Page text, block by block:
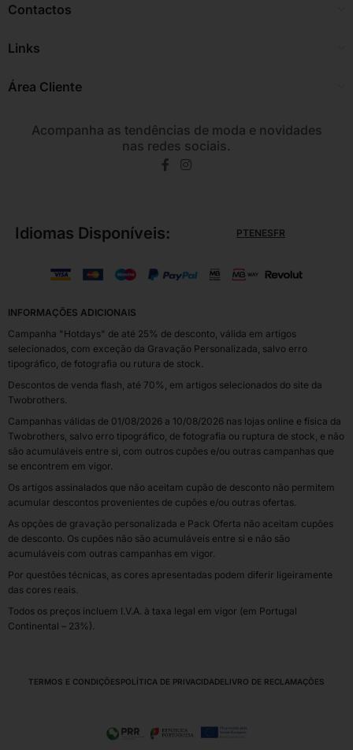
Contactos
Links
Área Cliente
Acompanha as tendências de moda e novidades
nas redes sociais.
Idiomas Disponíveis: PTENESFR
INFORMAÇÕES ADICIONAIS
Campanha "Hotdays" de até 25% de desconto, válida em artigos
selecionados, com exceção da Gravação Personalizada, salvo erro
tipográfico, de fotografia ou rutura de stock.
Descontos de venda flash, até 70%, em artigos selecionados do site da
Twobrothers.
Campanhas válidas de 01/08/2026 a 10/08/2026 nas lojas online e física da
Twobrothers, salvo erro tipográfico, de fotografia ou ruptura de stock, e não
são acumuláveis entre si, com outros cupões e/ou outras campanhas que
se encontrem em vigor.
Os artigos assinalados que não aceitam cupão de desconto não permitem
acumular descontos provenientes de cupões e/ou outras ofertas.
As opções de gravação personalizada e Pack Oferta não aceitam cupões
de desconto. Os cupões não são acumuláveis entre si e não são
acumuláveis com outras campanhas em vigor.
Por questões técnicas, as cores apresentadas podem diferir ligeiramente
das cores reais.
Todos os preços incluem I.V.A. à taxa legal em vigor (em Portugal
Continental – 23%).
TERMOS E CONDIÇÕESPOLÍTICA DE PRIVACIDADELIVRO DE RECLAMAÇÕES